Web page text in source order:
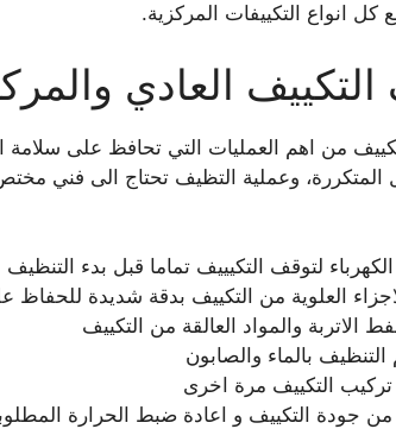
كل انواع التكييفات المركزية.
العادي
من اهم العمليات التي تحافظ على سلامة
المتكررة، وعملية التظيف تحتاج الى فني
لتوقف التكيييف تماما قبل بدء التنظيف
العلوية من التكييف بدقة شديدة للحفاظ
الاتربة والمواد العالقة من التكييف
التنظيف بالماء والصابون
تركيب التكييف مرة اخرى
من جودة التكييف و اعادة ضبط الحرارة